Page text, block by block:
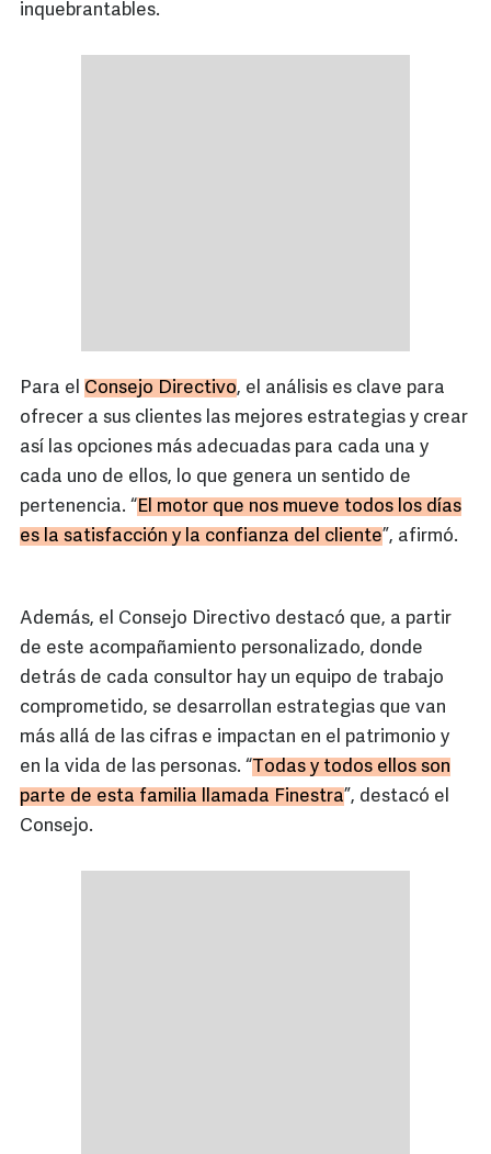
inquebrantables.
Para el Consejo Directivo, el análisis es clave para
ofrecer a sus clientes las mejores estrategias y crear
así las opciones más adecuadas para cada una y
cada uno de ellos, lo que genera un sentido de
pertenencia. “El motor que nos mueve todos los días
es la satisfacción y la confianza del cliente”, afirmó.
Además, el Consejo Directivo destacó que, a partir
de este acompañamiento personalizado, donde
detrás de cada consultor hay un equipo de trabajo
comprometido, se desarrollan estrategias que van
más allá de las cifras e impactan en el patrimonio y
en la vida de las personas. “Todas y todos ellos son
parte de esta familia llamada Finestra”, destacó el
Consejo.